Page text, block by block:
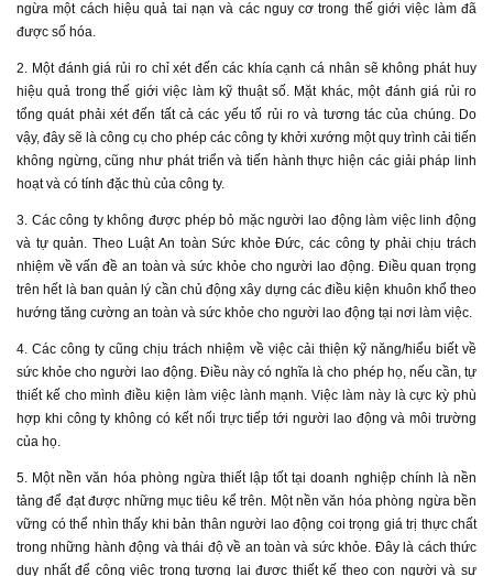
ngừa một cách hiệu quả tai nạn và các nguy cơ trong thế giới việc làm đã
được số hóa.
2. Một đánh giá rủi ro chỉ xét đến các khía cạnh cá nhân sẽ không phát huy
hiệu quả trong thế giới việc làm kỹ thuật số. Mặt khác, một đánh giá rủi ro
tổng quát phải xét đến tất cả các yếu tố rủi ro và tương tác của chúng. Do
vậy, đây sẽ là công cụ cho phép các công ty khởi xướng một quy trình cải tiến
không ngừng, cũng như phát triển và tiến hành thực hiện các giải pháp linh
hoạt và có tính đặc thù của công ty.
3. Các công ty không được phép bỏ mặc người lao động làm việc linh động
và tự quản. Theo Luật An toàn Sức khỏe Đức, các công ty phải chịu trách
nhiệm về vấn đề an toàn và sức khỏe cho người lao động. Điều quan trọng
trên hết là ban quản lý cần chủ động xây dựng các điều kiện khuôn khổ theo
hướng tăng cường an toàn và sức khỏe cho người lao động tại nơi làm việc.
4. Các công ty cũng chịu trách nhiệm về việc cải thiện kỹ năng/hiểu biết về
sức khỏe cho người lao động. Điều này có nghĩa là cho phép họ, nếu cần, tự
thiết kế cho mình điều kiện làm việc lành mạnh. Việc làm này là cực kỳ phù
hợp khi công ty không có kết nối trực tiếp tới người lao động và môi trường
của họ.
5. Một nền văn hóa phòng ngừa thiết lập tốt tại doanh nghiệp chính là nền
tảng để đạt được những mục tiêu kể trên. Một nền văn hóa phòng ngừa bền
vững có thể nhìn thấy khi bản thân người lao động coi trọng giá trị thực chất
trong những hành động và thái độ về an toàn và sức khỏe. Đây là cách thức
duy nhất để công việc trong tương lai được thiết kế theo con người và sự